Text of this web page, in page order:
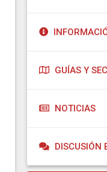
GUÍAS Y
NOTICIAS
DISCUSIÓN